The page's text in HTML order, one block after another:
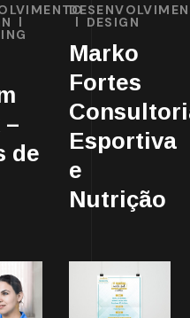
–
de
DESIGN
Marko
Fortes
Esportiva
e
Nutrição